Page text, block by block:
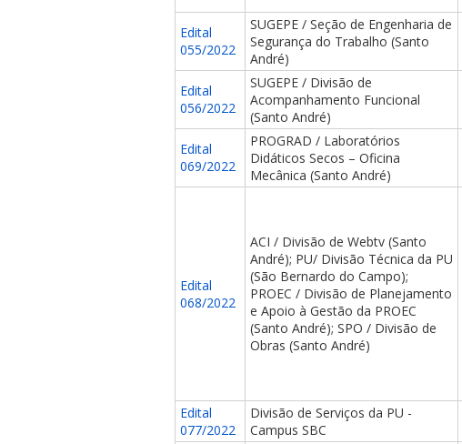
Edital
055/2022
SUGEPE / Seção de Engenharia de
Segurança do Trabalho (Santo
André)
Edital
056/2022
SUGEPE / Divisão de
Acompanhamento Funcional
(Santo André)
Edital
069/2022
PROGRAD / Laboratórios
Didáticos Secos – Oficina
Mecânica (Santo André)
Edital
068/2022
ACI / Divisão de Webtv (Santo
André); PU/ Divisão Técnica da PU
(São Bernardo do Campo);
PROEC / Divisão de Planejamento
e Apoio à Gestão da PROEC
(Santo André); SPO / Divisão de
Obras (Santo André)
Edital
077/2022
Divisão de Serviços da PU -
Campus SBC